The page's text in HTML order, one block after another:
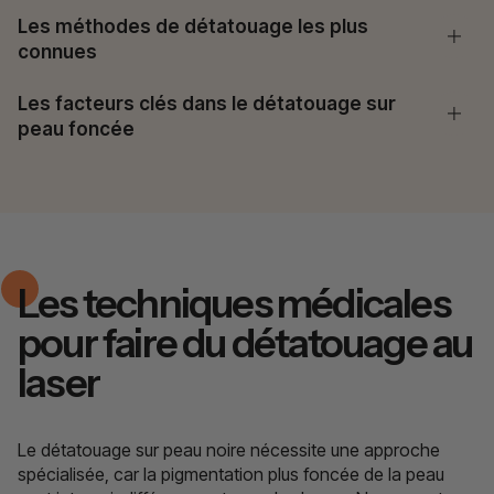
Les méthodes de détatouage les plus
connues
Les facteurs clés dans le détatouage sur
peau foncée
Les techniques médicales
pour faire du détatouage au
laser
Le détatouage sur peau noire nécessite une approche
spécialisée, car la pigmentation plus foncée de la peau